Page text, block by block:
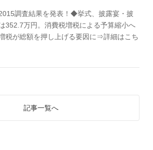
調査結果を発表！◆挙式、披露宴・披
352.7万円。消費税増税による予算縮小へ
税が総額を押し上げる要因に⇒詳細はこち
記事一覧へ